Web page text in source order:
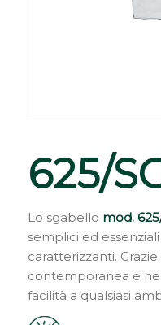
625/
Lo sgabello mod.
semplici ed
caratterizzanti.
contemporanea e
facilità a qualsiasi